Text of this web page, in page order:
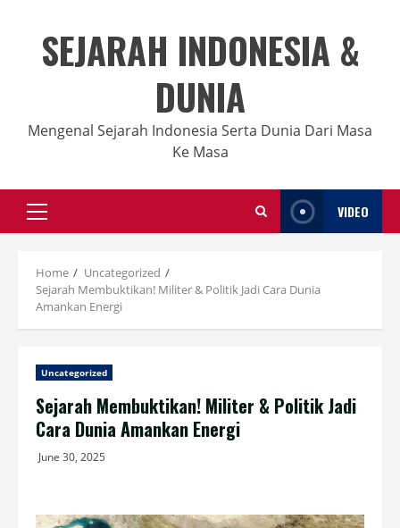
contentSEJARAH INDONESIA &
DUNIA
Mengenal Sejarah Indonesia Serta Dunia Dari Masa
Ke Masa
Primary
Menu
VIDEO
Home
Uncategorized
Sejarah Membuktikan! Militer & Politik Jadi Cara Dunia
Amankan Energi
Uncategorized
Sejarah Membuktikan! Militer & Politik Jadi
Cara Dunia Amankan Energi
June 30, 2025